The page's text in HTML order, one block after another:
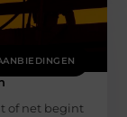
of net begint